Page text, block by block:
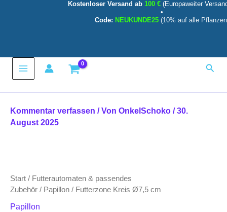
Kostenloser Versand ab 100 € (Europaweiter
•
Code: NEUKUNDE25 (10% auf alle
Main
Kommentar verfassen / Von OnkelSchoko /30.
August 2025
Start / Futterautomaten & passendes
Zubehör / Papillon / Futterzone Kreis Ø7,5 cm
Papillon
cm
Menge